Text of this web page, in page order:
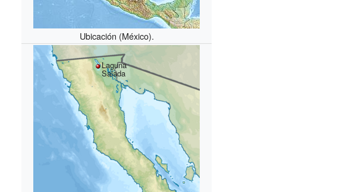
Ubicación (México).
Laguna
Salada